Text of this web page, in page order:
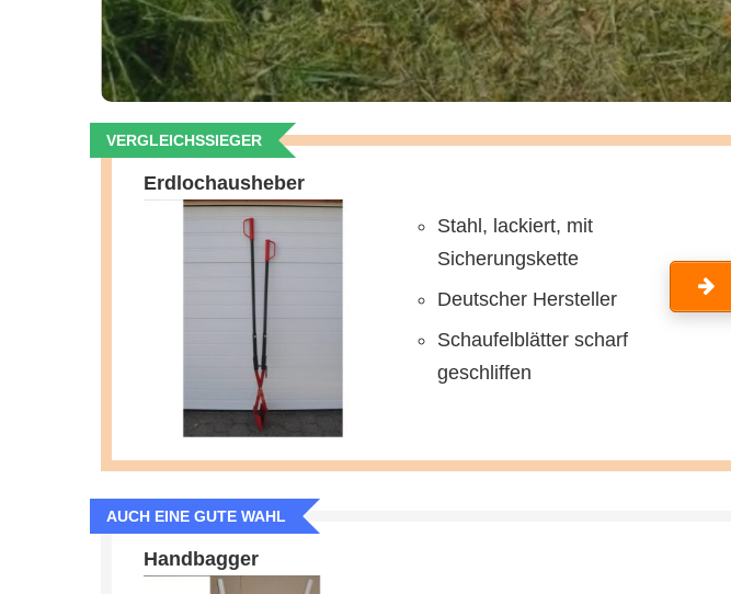
VERGLEICHSSIEGER
Erdlochausheber
Stahl, lackiert, mit
Sicherungskette
Deutscher Hersteller
Schaufelblätter scharf
geschliffen
AUCH EINE GUTE WAHL
Handbagger